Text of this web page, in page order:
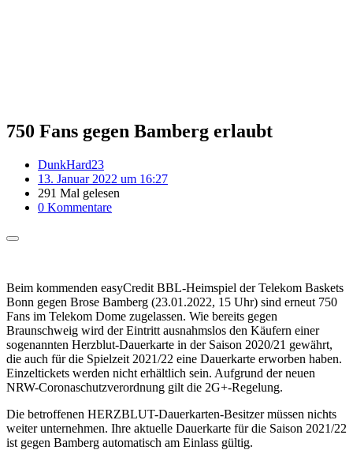
750 Fans gegen Bamberg erlaubt
DunkHard23
13. Januar 2022 um 16:27
291 Mal gelesen
0 Kommentare
Beim kommenden easyCredit BBL-Heimspiel der Telekom Baskets
Bonn gegen Brose Bamberg (23.01.2022, 15 Uhr) sind erneut 750
Fans im Telekom Dome zugelassen. Wie bereits gegen
Braunschweig wird der Eintritt ausnahmslos den Käufern einer
sogenannten Herzblut-Dauerkarte in der Saison 2020/21 gewährt,
die auch für die Spielzeit 2021/22 eine Dauerkarte erworben haben.
Einzeltickets werden nicht erhältlich sein. Aufgrund der neuen
NRW-Coronaschutzverordnung gilt die 2G+-Regelung.
Die betroffenen HERZBLUT-Dauerkarten-Besitzer müssen nichts
weiter unternehmen. Ihre aktuelle Dauerkarte für die Saison 2021/22
ist gegen Bamberg automatisch am Einlass gültig.